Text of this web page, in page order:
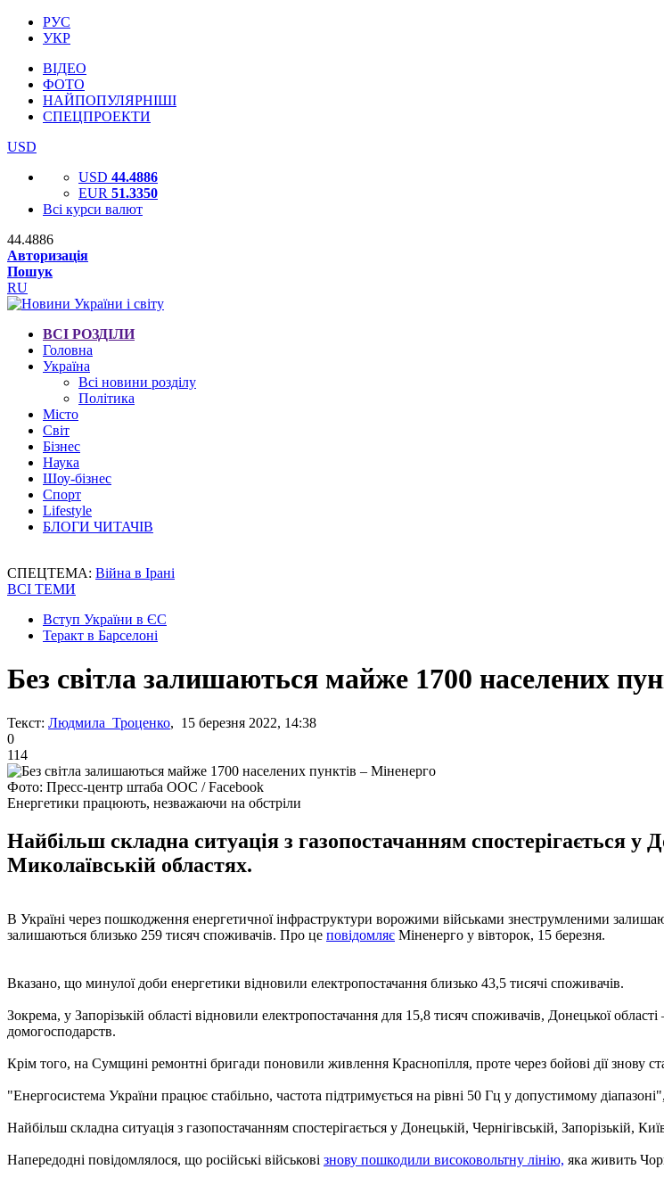
РУС
УКР
ВІДЕО
ФОТО
НАЙПОПУЛЯРНІШІ
СПЕЦПРОЕКТИ
USD
USD 44.4886
EUR 51.3350
Всі курси валют
44.4886
Авторизація
Пошук
RU
ВСІ РОЗДІЛИ
Головна
Україна
Всі новини розділу
Політика
Місто
Світ
Бізнес
Наука
Шоу-бізнес
Спорт
Lifestyle
БЛОГИ ЧИТАЧІВ
СПЕЦТЕМА: Війна в Ірані
ВСІ ТЕМИ
Вступ України в ЄС
Теракт в Барселоні
Без світла залишаються майже 1700 населених
Текст: Людмила Троценко, 15 березня 2022, 14:38
0
114
Фото: Пресс-центр штаба ООС / Facebook
Енергетики працюють, незважаючи на обстріли
Найбільш складна ситуація з газопостачанням спостерігається у
Миколаївській областях.
В Україні через пошкодження енергетичної інфраструктури ворожими військами знеструмленими
залишаються близько 259 тисяч споживачів. Про це повідомляє Міненерго у вівторок, 15 березня.
Вказано, що минулої доби енергетики відновили електропостачання близько 43,5 тисячі споживачів.
Зокрема, у Запорізькій області відновили електропостачання для 15,8 тисяч споживачів, Донецької
домогосподарств.
Крім того, на Сумщині ремонтні бригади поновили живлення Краснопілля, проте через бойові дії знову
"Енергосистема України працює стабільно, частота підтримується на рівні 50 Гц у допустимому
Найбільш складна ситуація з газопостачанням спостерігається у Донецькій, Чернігівській, Запорізькій,
Напередодні повідомлялося, що російські військові знову пошкодили високовольтну лінію, яка живить